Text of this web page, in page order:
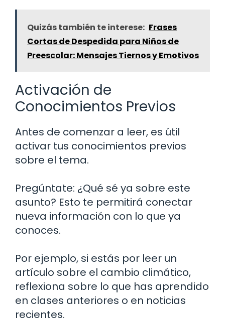
Quizás también te interese: Frases
Cortas de Despedida para Niños de
Preescolar: Mensajes Tiernos y Emotivos
Activación de
Conocimientos Previos
Antes de comenzar a leer, es útil
activar tus conocimientos previos
sobre el tema.
Pregúntate: ¿Qué sé ya sobre este
asunto? Esto te permitirá conectar
nueva información con lo que ya
conoces.
Por ejemplo, si estás por leer un
artículo sobre el cambio climático,
reflexiona sobre lo que has aprendido
en clases anteriores o en noticias
recientes.